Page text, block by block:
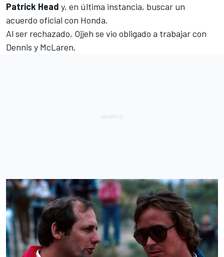
Patrick Head y, en última instancia, buscar un
acuerdo oficial con Honda.
Al ser rechazado, Ojjeh se vio obligado a trabajar con
Dennis y McLaren.